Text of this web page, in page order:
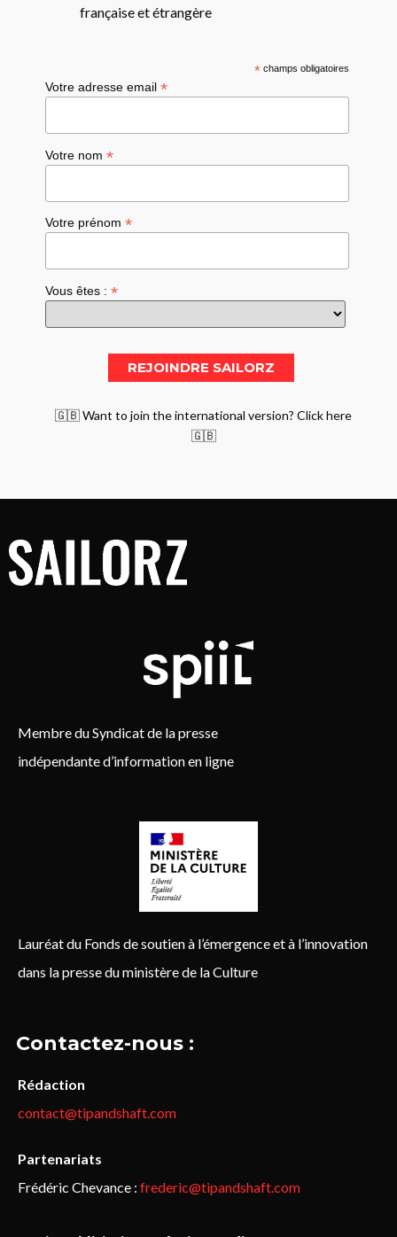
française et étrangère
*champs obligatoires
Votre adresse email*
Votre nom*
Votre prénom*
Vous êtes :*
🇬🇧 Want to join the international version? Click here
🇬🇧
Membre du Syndicat de la presse
indépendante d’information en ligne
Lauréat du Fonds de soutien à l’émergence et à l’innovation
dans la presse du ministère de la Culture
Contactez-nous :
Rédaction
contact@tipandshaft.com
Partenariats
Frédéric Chevance : frederic@tipandshaft.com